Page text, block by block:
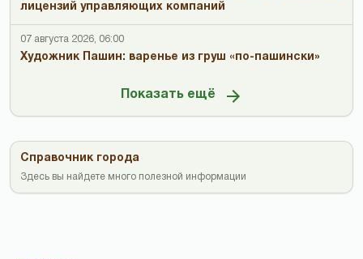
лицензий управляющих компаний
07 августа 2026, 06:00
Художник Пашин: варенье из груш «по-пашински»
Показать ещё
Справочник города
Здесь вы найдете много полезной информации